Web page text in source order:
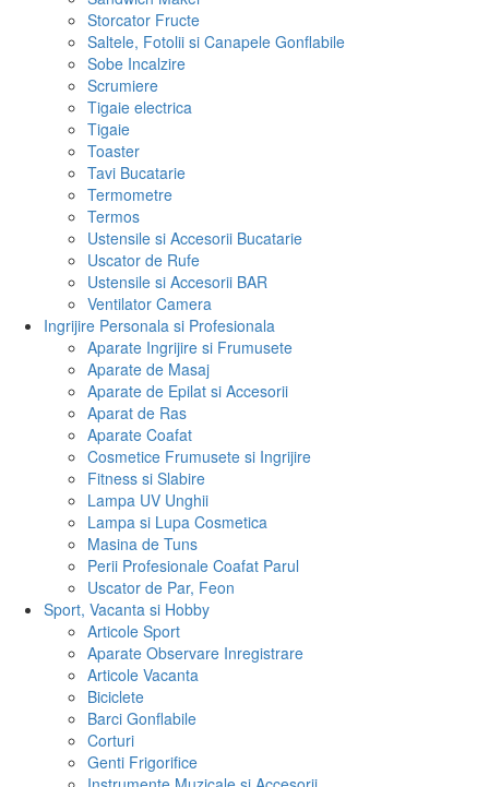
Storcator Fructe
Saltele, Fotolii si Canapele Gonflabile
Sobe Incalzire
Scrumiere
Tigaie electrica
Tigaie
Toaster
Tavi Bucatarie
Termometre
Termos
Ustensile si Accesorii Bucatarie
Uscator de Rufe
Ustensile si Accesorii BAR
Ventilator Camera
Ingrijire Personala si Profesionala
Aparate Ingrijire si Frumusete
Aparate de Masaj
Aparate de Epilat si Accesorii
Aparat de Ras
Aparate Coafat
Cosmetice Frumusete si Ingrijire
Fitness si Slabire
Lampa UV Unghii
Lampa si Lupa Cosmetica
Masina de Tuns
Perii Profesionale Coafat Parul
Uscator de Par, Feon
Sport, Vacanta si Hobby
Articole Sport
Aparate Observare Inregistrare
Articole Vacanta
Biciclete
Barci Gonflabile
Corturi
Genti Frigorifice